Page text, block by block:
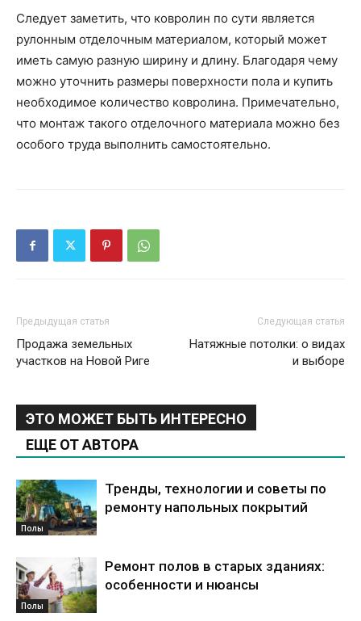
Следует заметить, что ковролин по сути является
рулонным отделочным материалом, который может
иметь самую разную ширину и длину. Благодаря чему
можно уточнить размеры поверхности пола и купить
необходимое количество ковролина. Примечательно,
что монтаж такого отделочного материала можно без
особого труда выполнить самостоятельно.
Предыдущая статья
Продажа земельных
участков на Новой Риге
Следующая статья
Натяжные потолки: о видах
и выборе
ЭТО МОЖЕТ БЫТЬ ИНТЕРЕСНО
ЕЩЕ ОТ АВТОРА
Полы
Тренды, технологии и советы по
ремонту напольных покрытий
Полы
Ремонт полов в старых зданиях:
особенности и нюансы